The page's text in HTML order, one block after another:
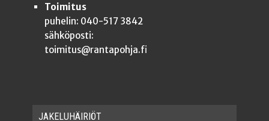
Toimitus
puhelin: 040-517 3842
sähköposti:
toimitus@rantapohja.fi
JAKE­LU­HÄI­RIÖT